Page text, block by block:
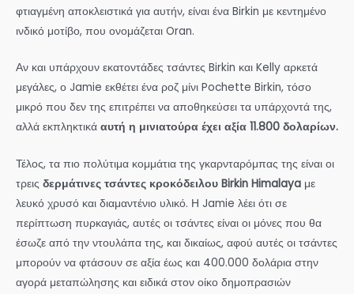
φτιαγμένη αποκλειστικά για αυτήν, είναι ένα Birkin με κεντημένο
ινδικό μοτίβο, που ονομάζεται Oran.
Αν και υπάρχουν εκατοντάδες τσάντες Birkin και Kelly αρκετά
μεγάλες, ο Jamie εκθέτει ένα ροζ μίνι Pochette Birkin, τόσο
μικρό που δεν της επιτρέπει να αποθηκεύσει τα υπάρχοντά της,
αλλά εκπληκτικά αυτή η μινιατούρα έχει αξία 11.800 δολαρίων.
Τέλος, τα πιο πολύτιμα κομμάτια της γκαρνταρόμπας της είναι οι
τρεις δερμάτινες τσάντες κροκόδειλου Birkin Himalaya με
λευκό χρυσό και διαμαντένιο υλικό. Η Jamie λέει ότι σε
περίπτωση πυρκαγιάς, αυτές οι τσάντες είναι οι μόνες που θα
έσωζε από την ντουλάπα της, και δικαίως, αφού αυτές οι τσάντες
μπορούν να φτάσουν σε αξία έως και 400.000 δολάρια στην
αγορά μεταπώλησης και ειδικά στον οίκο δημοπρασιών